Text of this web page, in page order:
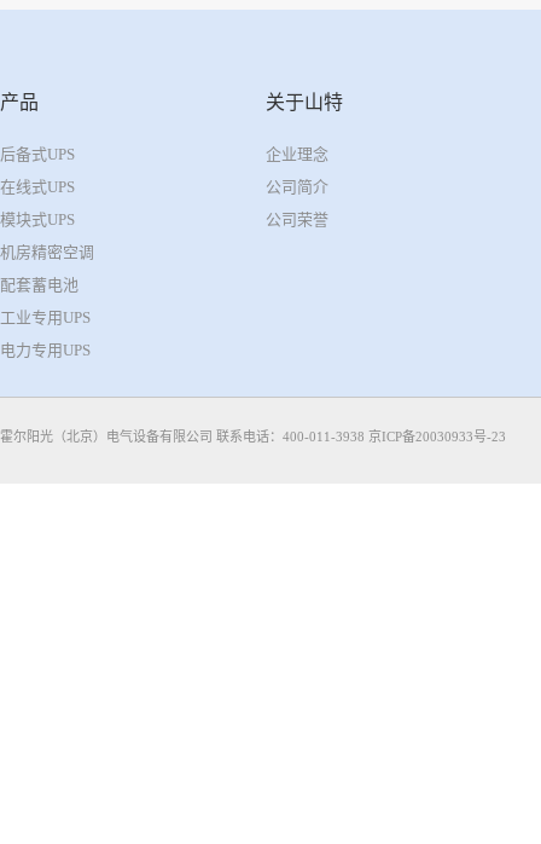
产品
后备式UPS
在线式UPS
模块式UPS
机房精密空调
配套蓄电池
工业专用UPS
电力专用UPS
关于山特
企业理念
公司简介
公司荣誉
霍尔阳光（北京）电气设备有限公司 联系电话：400-011-3938 京ICP备20030933号-23